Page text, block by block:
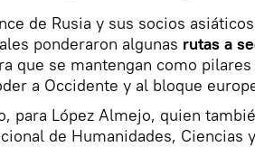
de Rusia y sus socios
ponderaron algunas rutas a
que se mantengan como
a Occidente y al bloque
para López Almejo, quien
de Humanidades, Ciencias